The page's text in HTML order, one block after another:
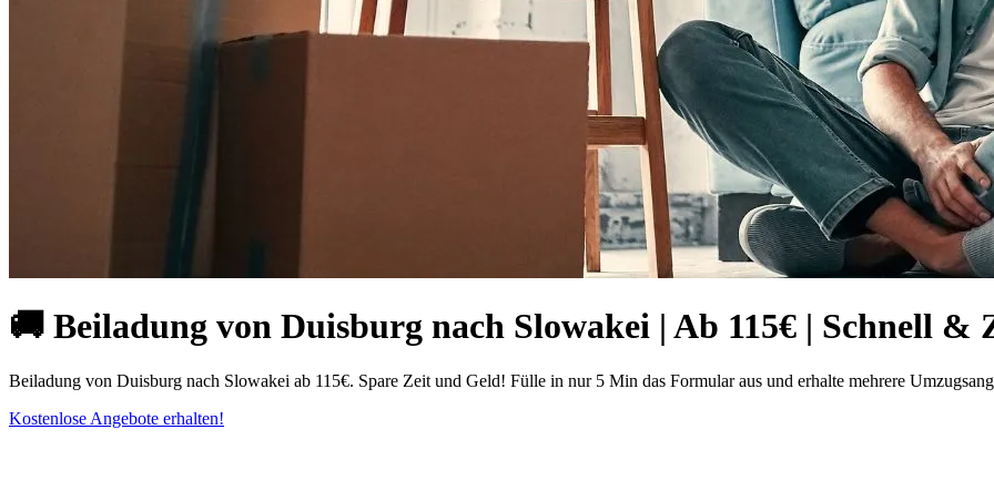
🚚 Beiladung von Duisburg nach Slowakei | Ab 115€ | Schnell &
Beiladung von Duisburg⁠ nach Slowakei ab 115€. Spare Zeit und Geld! Fülle in nur 5 Min das Formular aus und erhalte mehrere
Kostenlose Angebote erhalten!